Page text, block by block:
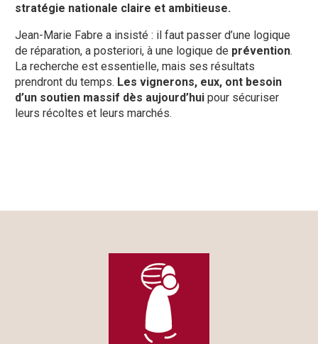
stratégie nationale claire et ambitieuse.
Jean-Marie Fabre a insisté : il faut passer d’une logique
de réparation, a posteriori, à une logique de prévention.
La recherche est essentielle, mais ses résultats
prendront du temps. Les vignerons, eux, ont besoin
d’un soutien massif dès aujourd’hui pour sécuriser
leurs récoltes et leurs marchés.